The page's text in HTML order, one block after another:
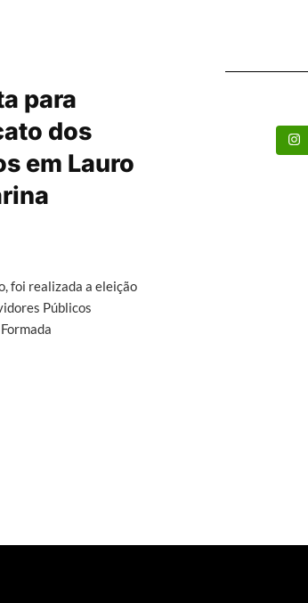
para
dos
em Lauro
foi realizada a eleição
Públicos